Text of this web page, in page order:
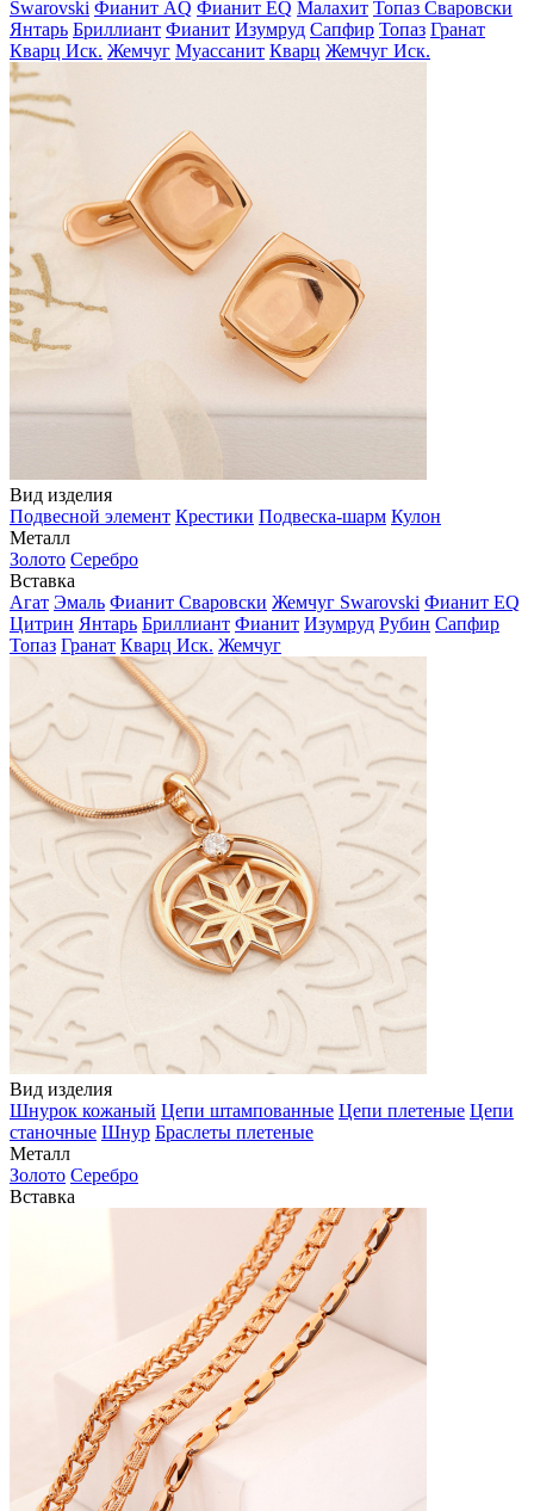
Swarovski Фианит AQ Фианит EQ Малахит Топаз Сваровски
Янтарь Бриллиант Фианит Изумруд Сапфир Топаз Гранат
Кварц Иск. Жемчуг Муассанит Кварц Жемчуг Иск.
Вид изделия
Подвесной элемент Крестики Подвеска-шарм Кулон
Металл
Золото Серебро
Вставка
Агат Эмаль Фианит Сваровски Жемчуг Swarovski Фианит EQ
Цитрин Янтарь Бриллиант Фианит Изумруд Рубин Сапфир
Топаз Гранат Кварц Иск. Жемчуг
Вид изделия
Шнурок кожаный Цепи штампованные Цепи плетеные Цепи
станочные Шнур Браслеты плетеные
Металл
Золото Серебро
Вставка